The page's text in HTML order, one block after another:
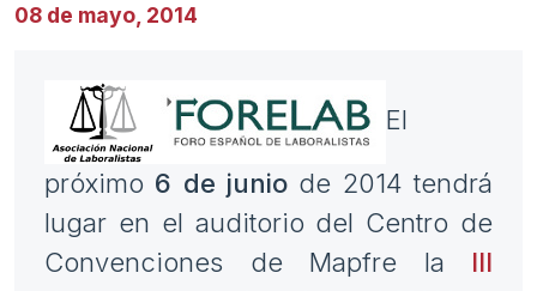
08 de mayo, 2014
El
próximo 6 de junio de 2014 tendrá
lugar en el auditorio del Centro de
Convenciones de Mapfre la III